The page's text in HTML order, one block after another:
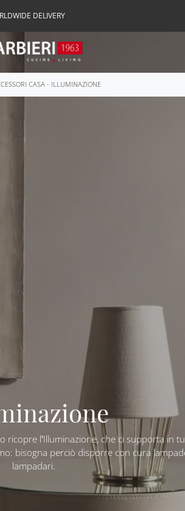
DELIVERY
CASA - ILLUMINAZIONE
ricopre l’Illuminazione, che ci supporta in
bisogna perciò disporre con cura
lampadari.